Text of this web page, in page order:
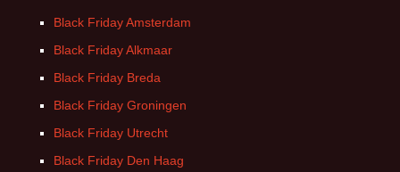
Black Friday Amsterdam
Black Friday Alkmaar
Black Friday Breda
Black Friday Groningen
Black Friday Utrecht
Black Friday Den Haag